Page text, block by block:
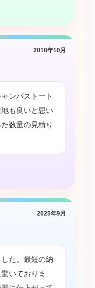
2018年10月
ンバストート
も良いと思い
数量の見積り
2025年9月
た。最短の納
いておりま